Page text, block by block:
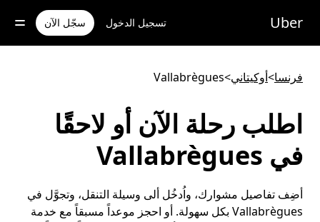
للوصول
المحتوى
Uber تسجيل الدخول سجّل الآن
فرنسا>أوكيتاني>
Vallabrègues
اطلب رحلة الآن أو لاحقًا
في Vallabrègues
أضِف تفاصيل مشوارك، واُدخُل ألى وسيلة التنقل، وتجوَّل في
Vallabrègues بكل سهولة. أو احجز موعداً مسبقاً مع خدمة